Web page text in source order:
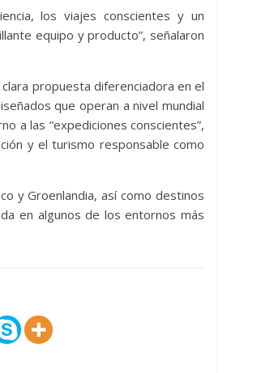
los viajes conscientes y un
equipo y producto”, señalaron
clara propuesta diferenciadora en el
que operan a nivel mundial
a las “expediciones conscientes”,
y el turismo responsable como
y Groenlandia, así como destinos
en algunos de los entornos más